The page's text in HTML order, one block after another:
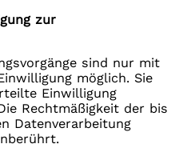
zur
sind nur mit
möglich. Sie
Einwilligung
Rechtmäßigkeit der bis
Datenverarbeitung